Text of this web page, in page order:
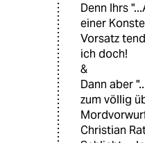
Denn Ihrs
einer
Vorsatz
ich doch!
&
Dann aber
zum völlig
Christian